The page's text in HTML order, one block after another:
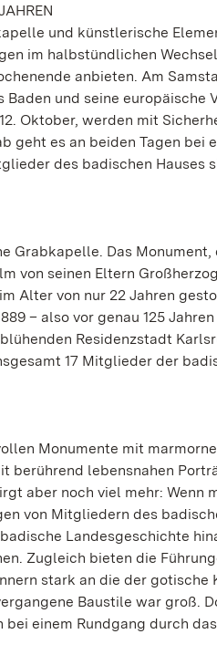
und künstlerische
im halbstündlichen
anbieten. Am
und seine europäische
Oktober, werden mit
geht es an beiden Tagen bei
des badischen Hauses
Grabkapelle. Das Monument,
von seinen Eltern
Alter von nur 22 Jahren
– also vor genau 125
Residenzstadt
17 Mitglieder der
Monumente mit
berührend lebensnahen
aber noch viel mehr: Wenn
von Mitgliedern des
Landesgeschichte
Zugleich bieten die
stark an die der gotische
Baustile war groß.
einem Rundgang durch